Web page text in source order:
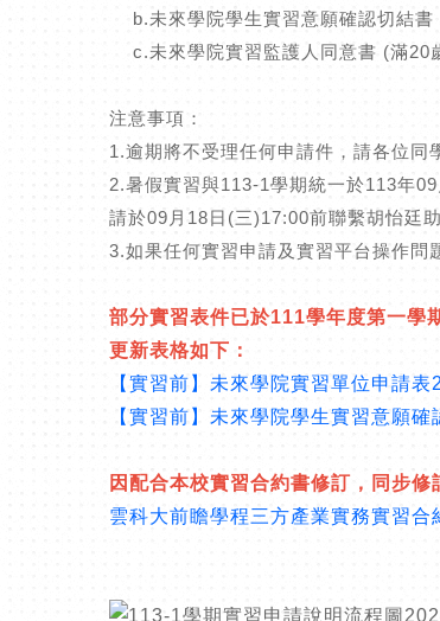
b.未來學院學生實習意願確認切結書
c.未來學院實習監護人同意書 (滿20
注意事項：
1.逾期將不受理任何申請件，請各位同
2.暑假實習與113-1學期統一於113年
請於09月18日(三)17:00前聯繫胡怡廷
3.如果任何實習申請及實習平台操作問
部分實習表件已於111學年度第一學
更新表格如下：
【實習前】未來學院實習單位申請
【實習前】未來學院學生實習意願
因配合本校實習合約書修訂，同步
雲科大前瞻學程三方產業實務實習